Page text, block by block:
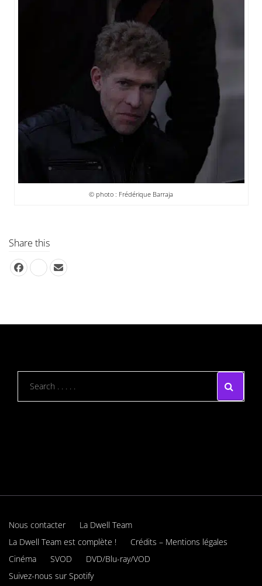
© photo : Frédérique Barraja
Share this
Nous contacter
La Dwell Team
La Dwell Team est complète !
Crédits – Mentions légales
Cinéma
SVOD
DVD/Blu-ray/VOD
Suivez-nous sur Spotify